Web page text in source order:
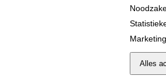
Marketing
Alles